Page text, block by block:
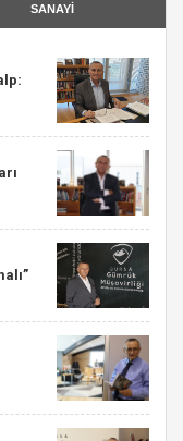
SANAYİ